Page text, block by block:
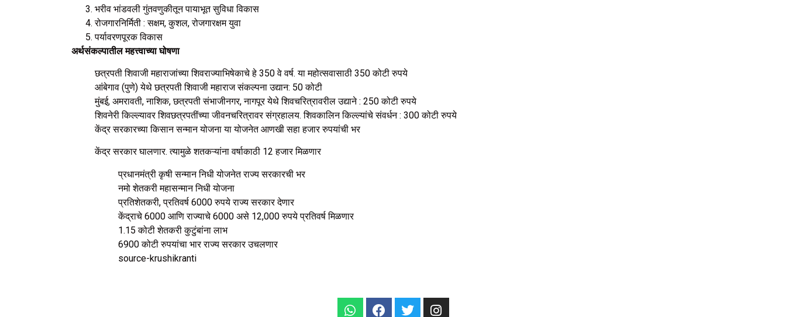
भरीव भांडवली गुंतवणुकीतून पायाभूत सुविधा विकास
रोजगारनिर्मिती : सक्षम, कुशल, रोजगारक्षम युवा
पर्यावरणपूरक विकास
अर्थसंकल्पातील महत्त्वाच्या घोषणा
छत्रपती शिवाजी महाराजांच्या शिवराज्याभिषेकाचे हे 350 वे वर्ष. या महोत्सवासाठी 350 कोटी रुपये
आंबेगाव (पुणे) येथे छत्रपती शिवाजी महाराज संकल्पना उद्यान: 50 कोटी
मुंबई, अमरावती, नाशिक, छत्रपती संभाजीनगर, नागपूर येथे शिवचरित्रावरील उद्याने : 250 कोटी रुपये
शिवनेरी किल्ल्यावर शिवछत्रपतींच्या जीवनचरित्रावर संग्रहालय. शिवकालिन किल्ल्यांचे संवर्धन : 300 कोटी रुपये
केंद्र सरकारच्या किसान सन्मान योजना या योजनेत आणखी सहा हजार रुपयांची भर
केंद्र सरकार घालणार. त्यामुळे शतकऱ्यांना वर्षाकाठी 12 हजार मिळणार
प्रधानमंत्री कृषी सन्मान निधी योजनेत राज्य सरकारची भर
नमो शेतकरी महासन्मान निधी योजना
प्रतिशेतकरी, प्रतिवर्ष 6000 रुपये राज्य सरकार देणार
केंद्राचे 6000 आणि राज्याचे 6000 असे 12,000 रुपये प्रतिवर्ष मिळणार
1.15 कोटी शेतकरी कुटुंबांना लाभ
6900 कोटी रुपयांचा भार राज्य सरकार उचलणार
source-krushikranti